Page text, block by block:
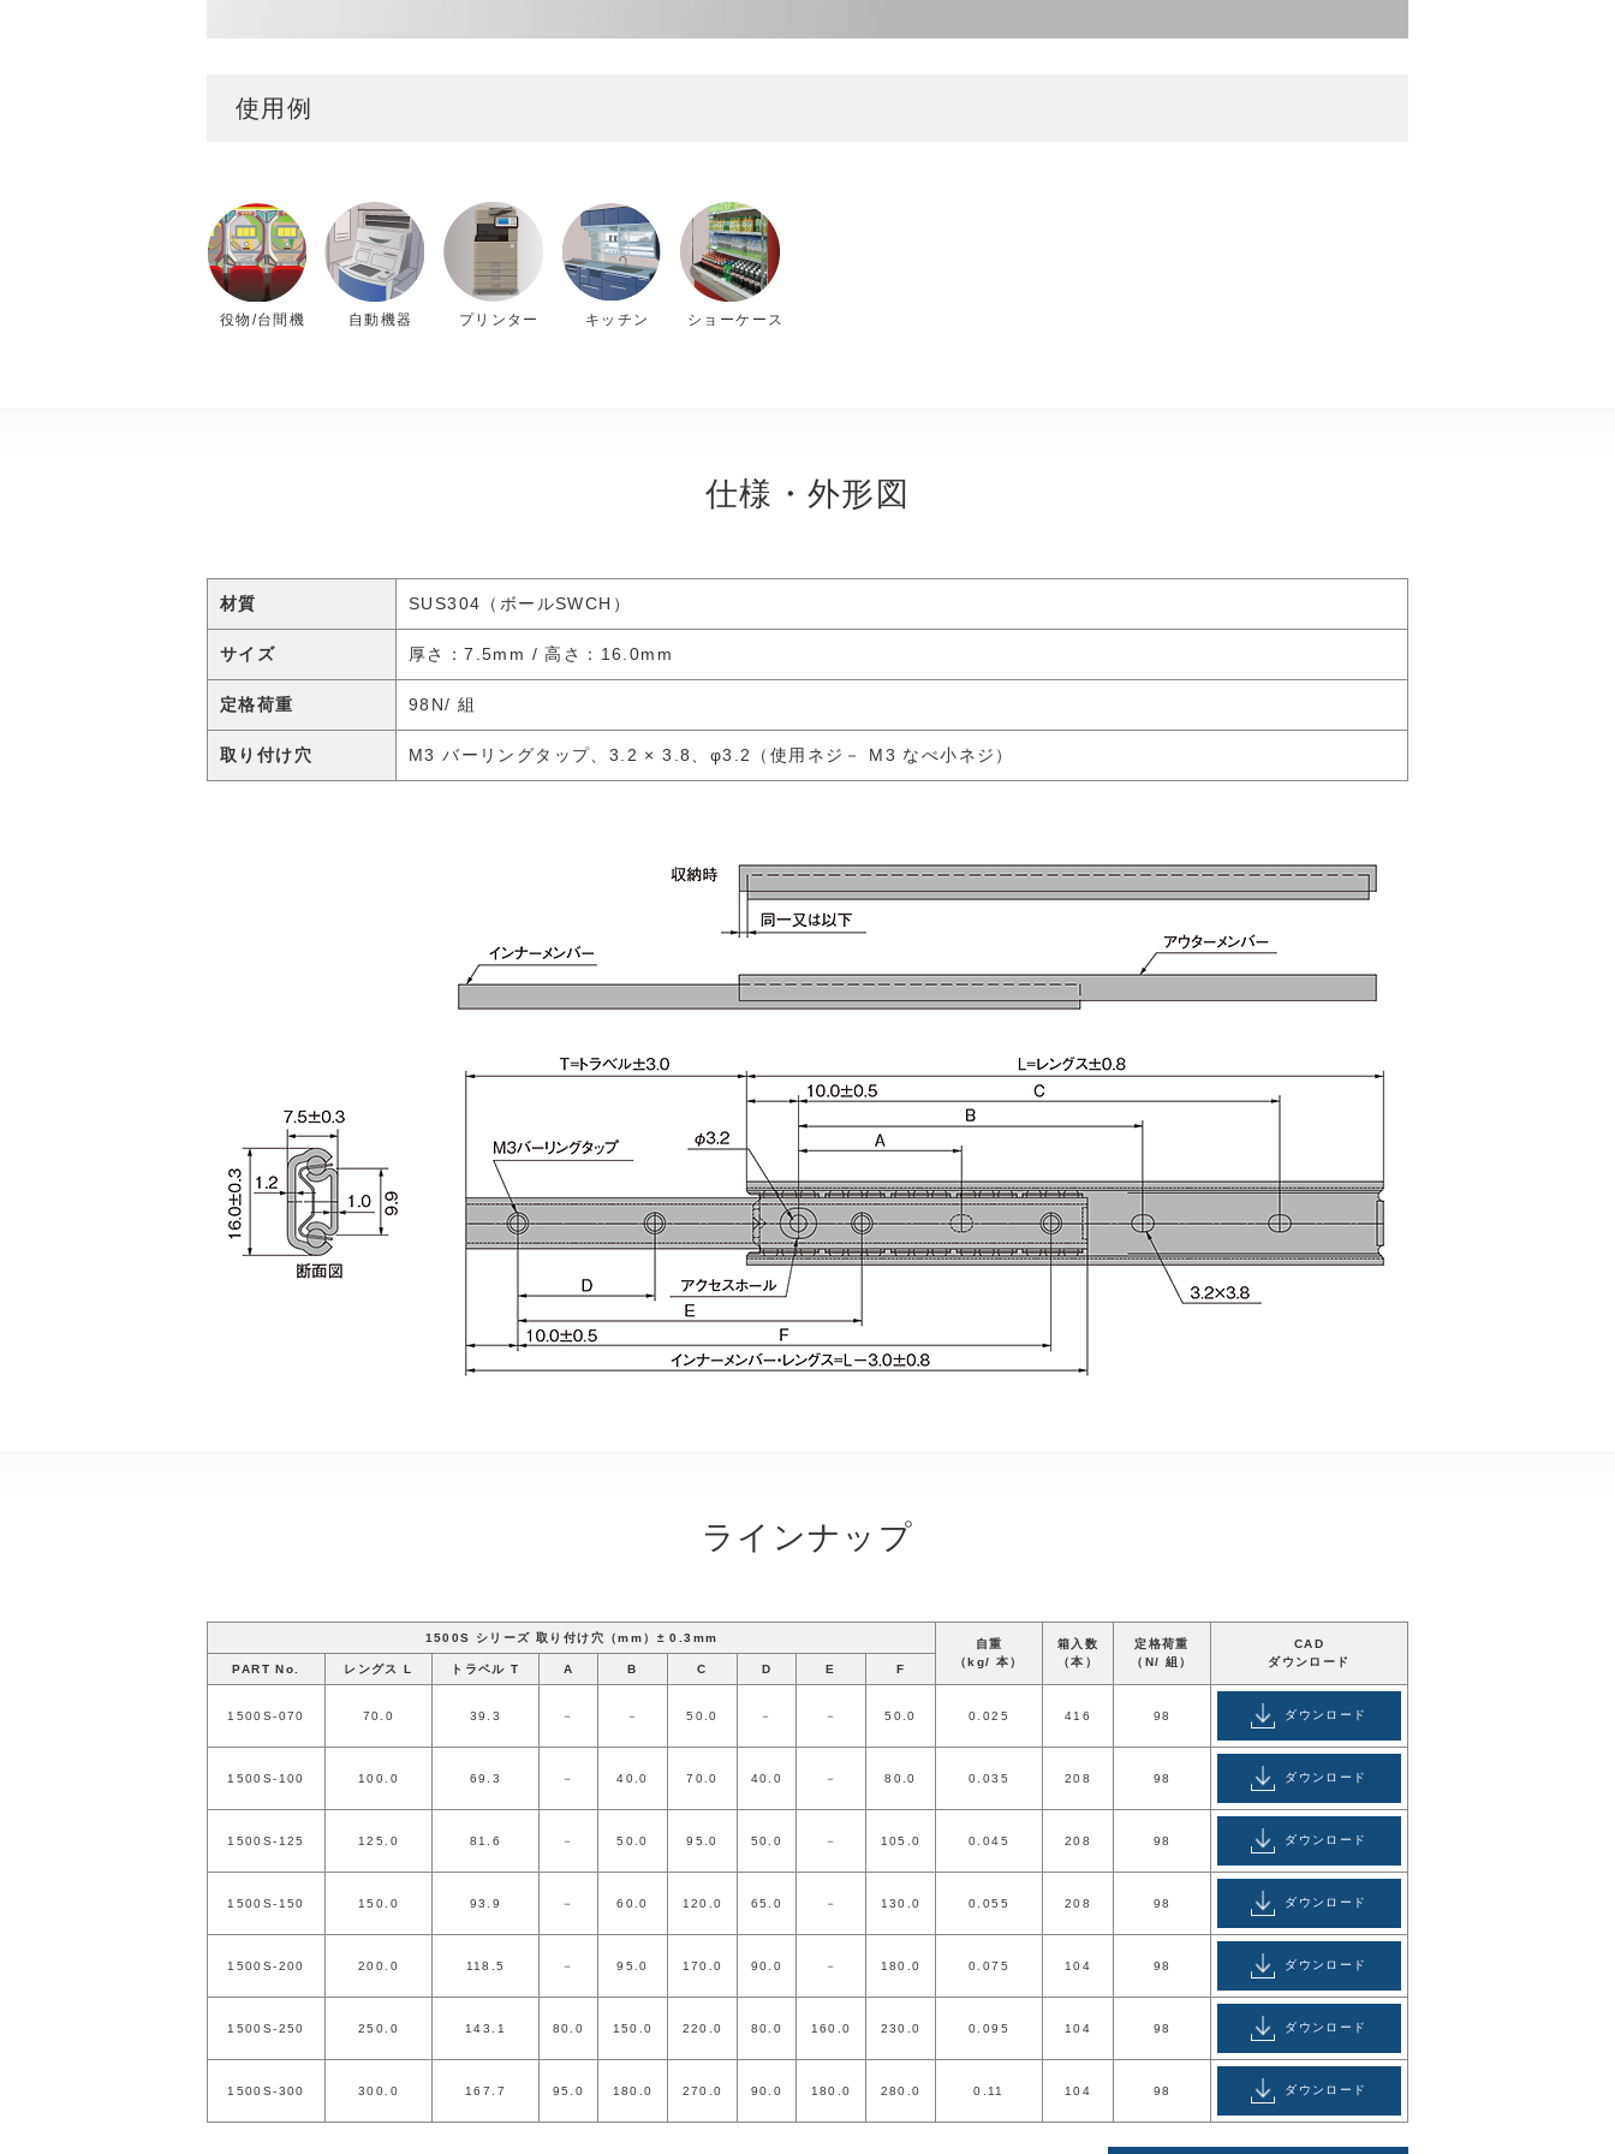
使用例
役物/台間機 自動機器 プリンター キッチン ショーケース
仕様・外形図
材質 SUS304（ボールSWCH）
サイズ 厚さ：7.5mm / 高さ：16.0mm
定格荷重 98N/ 組
取り付け穴 M3 バーリングタップ、3.2 × 3.8、φ3.2（使用ネジ－ M3 なべ小ネジ）
ラインナップ
1500S シリーズ 取り付け穴（mm）± 0.3mm
自重
（kg/ 本）
箱入数
（本）
定格荷重
（N/ 組）
CAD
ダウンロード
PART No. レングス L トラベル T A B C D E F
1500S-070 70.0 39.3 － － 50.0 － － 50.0 0.025 416 98 ダウンロード
1500S-100 100.0 69.3 － 40.0 70.0 40.0 － 80.0 0.035 208 98 ダウンロード
1500S-125 125.0 81.6 － 50.0 95.0 50.0 － 105.0 0.045 208 98 ダウンロード
1500S-150 150.0 93.9 － 60.0 120.0 65.0 － 130.0 0.055 208 98 ダウンロード
1500S-200 200.0 118.5 － 95.0 170.0 90.0 － 180.0 0.075 104 98 ダウンロード
1500S-250 250.0 143.1 80.0 150.0 220.0 80.0 160.0 230.0 0.095 104 98 ダウンロード
1500S-300 300.0 167.7 95.0 180.0 270.0 90.0 180.0 280.0 0.11 104 98 ダウンロード